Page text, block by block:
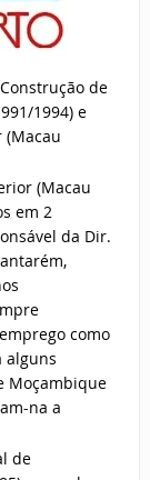
de
1994) e
(Macau
(Macau
em 2
da Dir.
como
alguns
Moçambique
na a
de